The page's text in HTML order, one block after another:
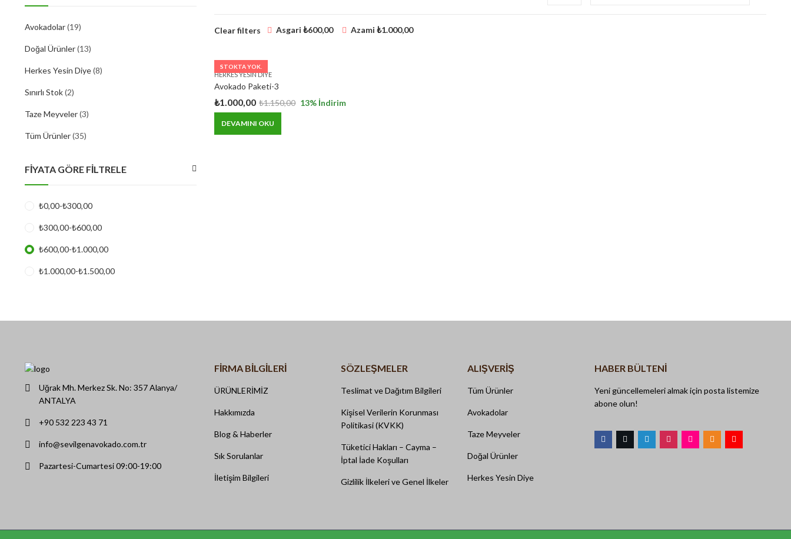
Clear filters Asgari₺600,00 Azami₺1.000,00
STOKTA YOK.
HERKES YESIN DIYE
Avokado Paketi-3
₺1.000,00 ₺1.150,00 13% İndirim
DEVAMINI OKU
Avokadolar(19)
Doğal Ürünler(13)
Herkes Yesin Diye(8)
Sınırlı Stok(2)
Taze Meyveler(3)
Tüm Ürünler(35)
FIYATA GÖRE FILTRELE
₺0,00-₺300,00
₺300,00-₺600,00
₺600,00-₺1.000,00
₺1.000,00-₺1.500,00
Uğrak Mh. Merkez Sk. No: 357 Alanya/
ANTALYA
+90 532 223 43 71
info@sevilgenavokado.com.tr
Pazartesi-Cumartesi 09:00-19:00
FIRMA BILGILERI
ÜRÜNLERİMİZ
Hakkımızda
Blog & Haberler
Sık Sorulanlar
İletişim Bilgileri
SÖZLEŞMELER
Teslimat ve Dağıtım Bilgileri
Kişisel Verilerin Korunması
Politikasi (KVKK)
Tüketici Hakları – Cayma –
İptal İade Koşulları
Gizlilik İlkeleri ve Genel İlkeler
ALIŞVERİŞ
Tüm Ürünler
Avokadolar
Taze Meyveler
Doğal Ürünler
Herkes Yesin Diye
HABER BÜLTENI
Yeni güncellemeleri almak için posta listemize
abone olun!